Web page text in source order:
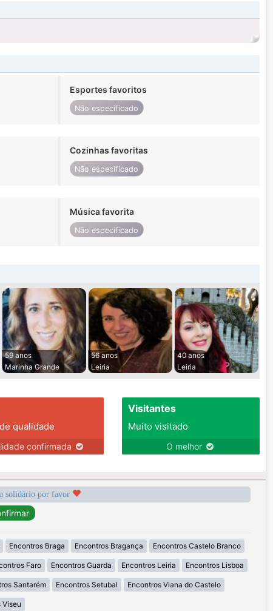
Esportes favoritos
Não especificado
Cozinhas favoritas
Não especificado
Música favorita
Não especificado
59 anos
Marinha Grande
56 anos
Leiria
40 anos
Leiria
qualidade
confirmada
Visitantes
Muito visitado
O melhor
solidário por favor
Encontros Braga Encontros Bragança Encontros Castelo Branco
Faro Encontros Guarda Encontros Leiria Encontros Lisboa
Santarém Encontros Setubal Encontros Viana do Castelo
Viseu